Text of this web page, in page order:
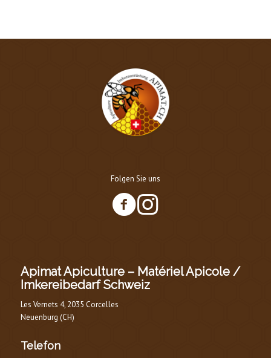
Folgen Sie uns
Apimat Apiculture – Matériel Apicole /
Imkereibedarf Schweiz
Les Vernets 4, 2035 Corcelles
Neuenburg (CH)
Telefon